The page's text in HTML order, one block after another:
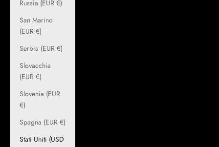
Russia (EUR €)
San Marino
(EUR €)
Serbia (EUR €)
Slovacchia
(EUR €)
Slovenia (EUR
€)
Spagna (EUR €)
Stati Uniti (USD